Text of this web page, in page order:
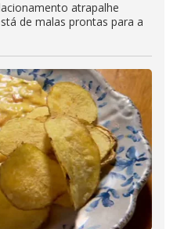
atrapalhe
de malas prontas para a